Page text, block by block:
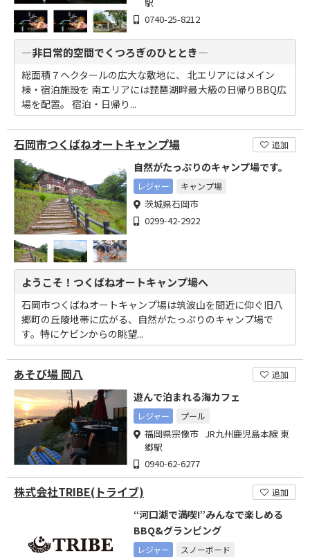
0740-25-8212
―非日常的空間でくつろぎのひととき―
総面積７ヘクタールの広大な敷地に、 北エリアにはメイン
棟・宿泊施設を 南エリアには琵琶湖畔最大級の日帰りBBQ広
場を配置。 宿泊・日帰り...
石岡市つくばねオートキャンプ場 追加
自然がたっぷりのキャンプ場です。
レジャー キャンプ場
茨城県石岡市
0299-42-2922
ようこそ！つくばねオートキャンプ場へ
石岡市つくばねオートキャンプ場は筑波山を間近に仰ぐ旧八
郷町の丘陵地帯に広がる、自然がたっぷりのキャンプ場で
す。特にケビンからの眺望...
あそび場 岡八 追加
遊んで泊まれる海カフェ
レジャー プール
福岡県宗像市 JR九州鹿児島本線 東
郷駅
0940-62-6277
株式会社TRIBE(トライブ) 追加
“河口湖で満喫!”みんなで楽しめる
BBQ&グランピング
レジャー スノーボード